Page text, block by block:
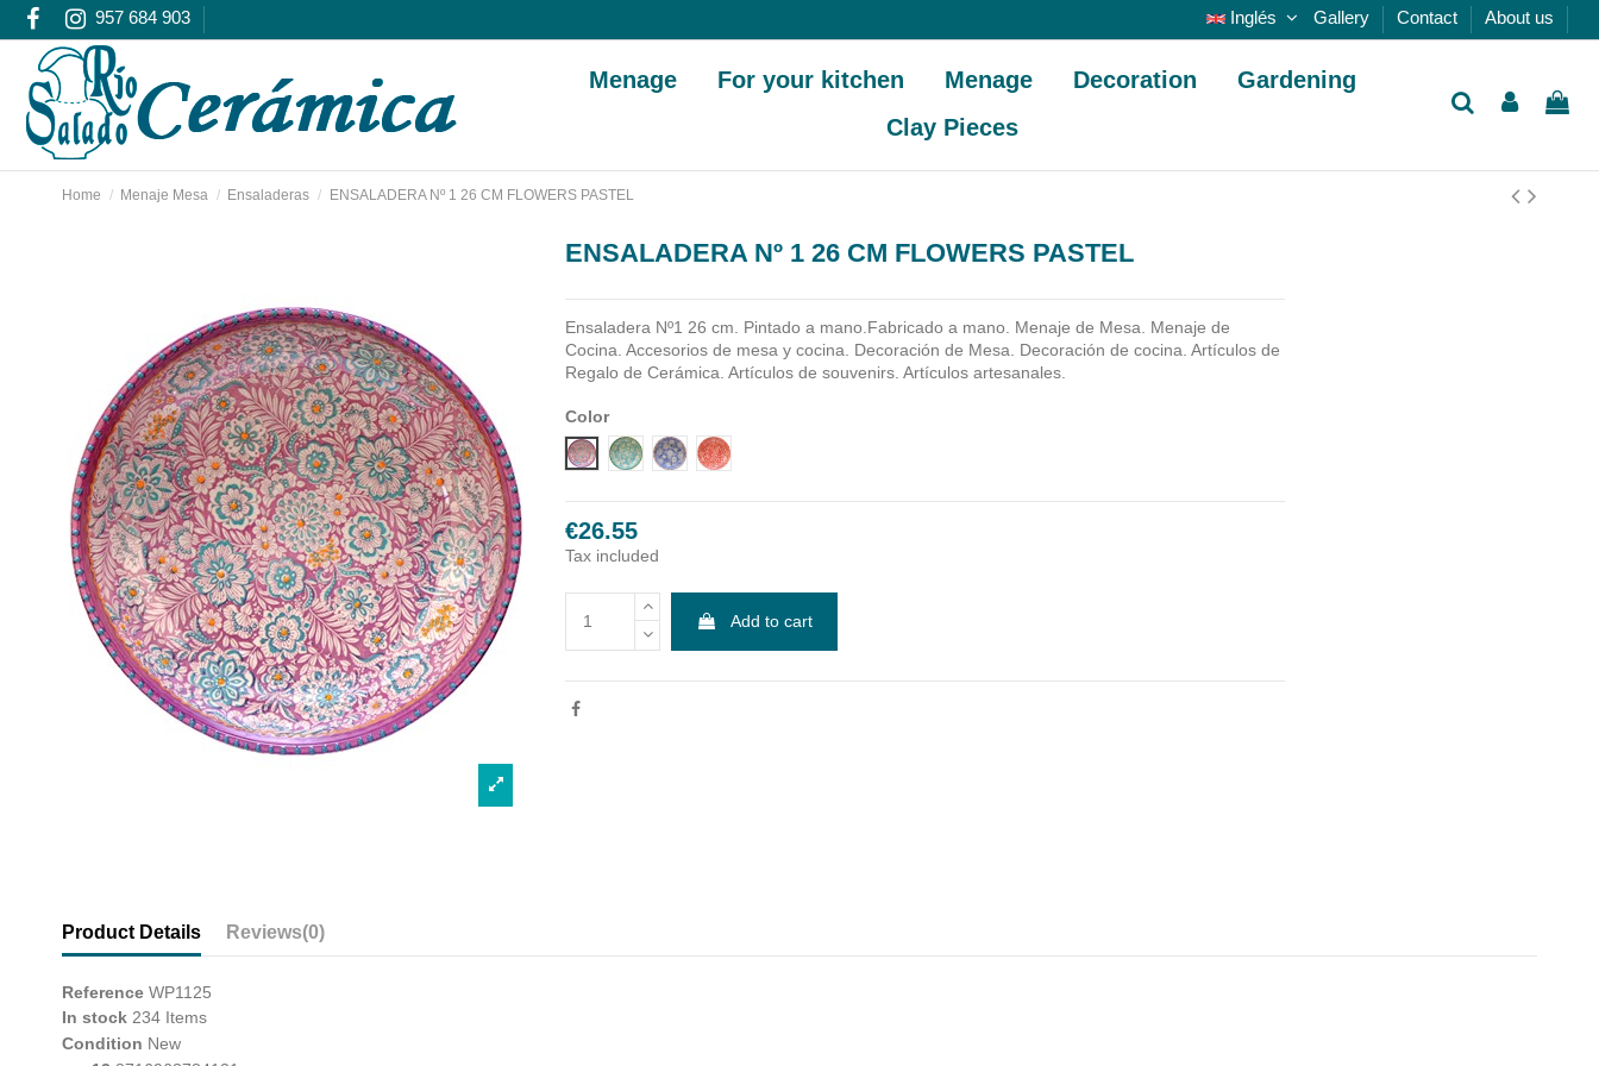
957 684 903 Inglés Gallery Contact About us
Menage For your kitchen Menage Decoration
Gardening
Clay Pieces
Home Menaje Mesa Ensaladeras ENSALADERA Nº 1 26 CM FLOWERS PASTEL
ENSALADERA Nº 1 26 CM FLOWERS PASTEL
Ensaladera Nº1 26 cm. Pintado a mano.Fabricado a mano.
Menaje de Mesa. Menaje de
Cocina. Accesorios de mesa y cocina. Decoración de Mesa. Decoración de cocina. Artículos de
Regalo de Cerámica. Artículos de souvenirs. Artículos artesanales.
Color
Diseño 1Diseño 2Diseño 3Diseño 4
€26.55
Tax included
Add to cart
Product Details Reviews(0)
Reference WP1125
In stock 234 Items
Condition New